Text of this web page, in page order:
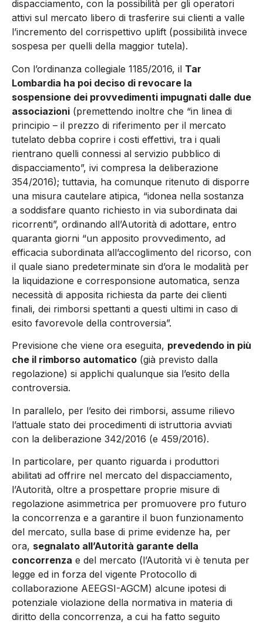
dispacciamento, con la possibilità per gli operatori
attivi sul mercato libero di trasferire sui clienti a valle
l’incremento del corrispettivo uplift (possibilità invece
sospesa per quelli della maggior tutela).
Con l’ordinanza collegiale 1185/2016, il Tar
Lombardia ha poi deciso di revocare la
sospensione dei provvedimenti impugnati dalle due
associazioni (premettendo inoltre che “in linea di
principio – il prezzo di riferimento per il mercato
tutelato debba coprire i costi effettivi, tra i quali
rientrano quelli connessi al servizio pubblico di
dispacciamento”, ivi compresa la deliberazione
354/2016); tuttavia, ha comunque ritenuto di disporre
una misura cautelare atipica, “idonea nella sostanza
a soddisfare quanto richiesto in via subordinata dai
ricorrenti”, ordinando all’Autorità di adottare, entro
quaranta giorni “un apposito provvedimento, ad
efficacia subordinata all’accoglimento del ricorso, con
il quale siano predeterminate sin d’ora le modalità per
la liquidazione e corresponsione automatica, senza
necessità di apposita richiesta da parte dei clienti
finali, dei rimborsi spettanti a questi ultimi in caso di
esito favorevole della controversia”.
Previsione che viene ora eseguita, prevedendo in più
che il rimborso automatico (già previsto dalla
regolazione) si applichi qualunque sia l’esito della
controversia.
In parallelo, per l’esito dei rimborsi, assume rilievo
l’attuale stato dei procedimenti di istruttoria avviati
con la deliberazione 342/2016 (e 459/2016).
In particolare, per quanto riguarda i produttori
abilitati ad offrire nel mercato del dispacciamento,
l’Autorità, oltre a prospettare proprie misure di
regolazione asimmetrica per promuovere pro futuro
la concorrenza e a garantire il buon funzionamento
del mercato, sulla base di prime evidenze ha, per
ora, segnalato all’Autorità garante della
concorrenza e del mercato (l’Autorità vi è tenuta per
legge ed in forza del vigente Protocollo di
collaborazione AEEGSI-AGCM) alcune ipotesi di
potenziale violazione della normativa in materia di
diritto della concorrenza, a cui ha fatto seguito